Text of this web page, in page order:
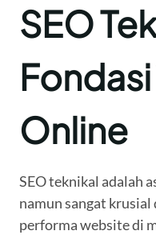
SEO
Online
SEO teknikal adalah
namun sangat
performa website di